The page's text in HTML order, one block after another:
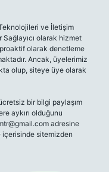
ve İletişim
Sağlayıcı olarak hizmet
olarak denetleme
Ancak, üyelerimiz
olup, siteye üye olarak
bir bilgi paylaşım
aykırı olduğunu
adresine
sitemizden